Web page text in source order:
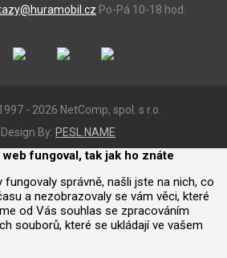
Po-Pá 10-18 hod.
- 2026 NetComp, spol. s r.o.
By: PESL.NAME
fungoval, tak jak ho znáte
správně, našli jste na nich, co
a nezobrazovaly se vám věci, které
od Vás souhlas se zpracováním
souborů, které se ukládají ve vašem